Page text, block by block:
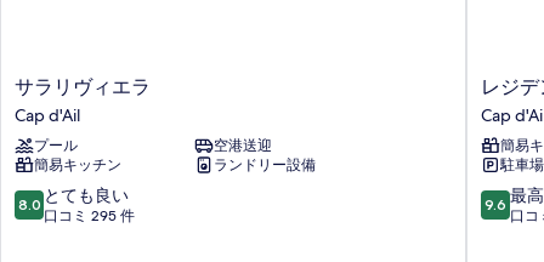
す
る
ー
(Balcony)
の
す
べ
ュ
(Balcony)
サ
ラ
リ
ヴ
ィ
エ
ラ
サラリヴィエラ
Cap d'Ail
プール
空港送迎
簡易キッチン
ランドリー設備
10
段
8.0 とても良い
口コミ 295 件
レ
ジ
デ
ン
ス
キ
ャ
レジ
Cap
簡易
駐車
10
段
9.6 最
口コ